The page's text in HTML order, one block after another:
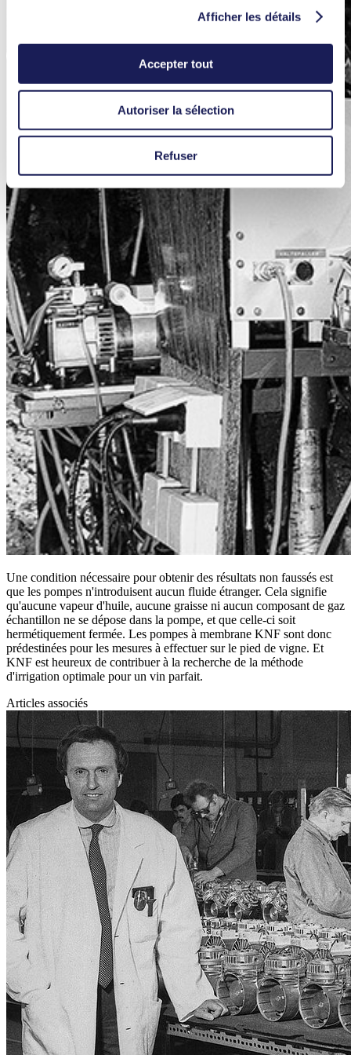
Afficher les détails
Accepter tout
Autoriser la sélection
Refuser
Une condition nécessaire pour obtenir des résultats non faussés est
que les pompes n'introduisent aucun fluide étranger. Cela signifie
qu'aucune vapeur d'huile, aucune graisse ni aucun composant de gaz
échantillon ne se dépose dans la pompe, et que celle-ci soit
hermétiquement fermée. Les pompes à membrane KNF sont donc
prédestinées pour les mesures à effectuer sur le pied de vigne. Et
KNF est heureux de contribuer à la recherche de la méthode
d'irrigation optimale pour un vin parfait.
Articles associés